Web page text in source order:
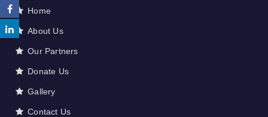
Home
About Us
Our Partners
Donate Us
Gallery
Contact Us